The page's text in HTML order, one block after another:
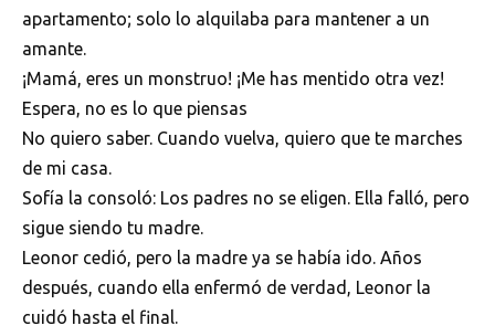
apartamento; solo lo alquilaba para mantener a un
amante.
¡Mamá, eres un monstruo! ¡Me has mentido otra vez!
Espera, no es lo que piensas
No quiero saber. Cuando vuelva, quiero que te marches
de mi casa.
Sofía la consoló: Los padres no se eligen. Ella falló, pero
sigue siendo tu madre.
Leonor cedió, pero la madre ya se había ido. Años
después, cuando ella enfermó de verdad, Leonor la
cuidó hasta el final.